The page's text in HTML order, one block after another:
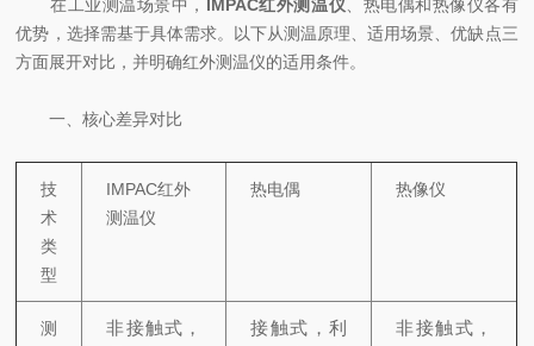
在工业测温场景中， IMPAC红外测温仪 、热电偶和热像仪各有
优势，选择需基于具体需求。以下从测温原理、适用场景、优缺点三
方面展开对比，并明确红外测温仪的适用条件。
一、核心差异对比
技
术
类
型
IMPAC红外
测温仪
热电偶 热像仪
测
非接触式，
接触式，利
非接触式，